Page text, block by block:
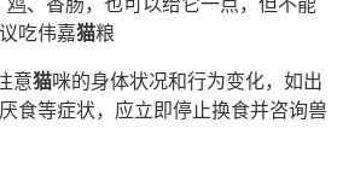
吃伟嘉猫粮
意猫咪的身体状况和行为变化，如出
食等症状，应立即停止换食并咨询兽